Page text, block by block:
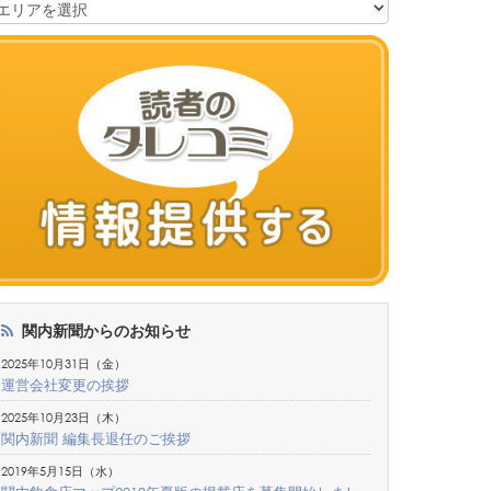
関内新聞からのお知らせ
2025年10月31日（金）
運営会社変更の挨拶
2025年10月23日（木）
関内新聞 編集長退任のご挨拶
2019年5月15日（水）